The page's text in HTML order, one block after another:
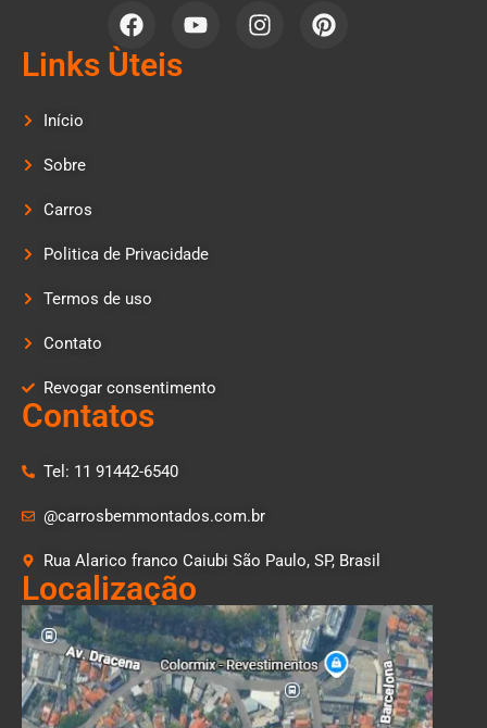
Links Ùteis
Início
Sobre
Carros
Politica de Privacidade
Termos de uso
Contato
Revogar consentimento
Contatos
Tel: 11 91442-6540
@carrosbemmontados.com.br
Rua Alarico franco Caiubi São Paulo, SP, Brasil
Localização